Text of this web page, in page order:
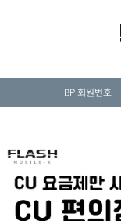
BP 회원번호